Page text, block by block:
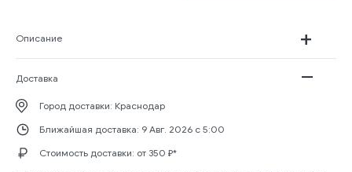
Описание
Доставка
Город доставки: Краснодар
Ближайшая доставка: 9 Авг. 2026 с 5:00
Стоимость доставки: от 350 ₽*